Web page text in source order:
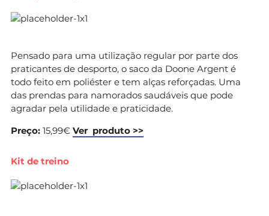
Pensado para uma utilização regular por parte dos
praticantes de desporto, o saco da Doone Argent é
todo feito em poliéster e tem alças reforçadas. Uma
das prendas para namorados saudáveis que pode
agradar pela utilidade e praticidade.
Preço: 15,99€ Ver produto >>
Kit de treino